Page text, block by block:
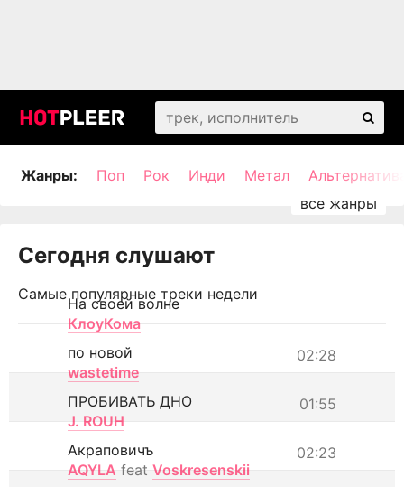
Жанры: Поп Рок Инди Метал
Сегодня слушают
Самые популярные треки недели
На своей волне
КлоуКома
02:28
по новой
wastetime
01:55
ПРОБИВАТЬ ДНО
J. ROUH
02:23
Акраповичъ
AQYLA feat Voskresenskii